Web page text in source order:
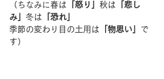
（ちなみに春は 「怒り」 秋は 「悲し
み」 冬は 「恐れ」
季節の変わり目の土用は 「物思い」
で
す）